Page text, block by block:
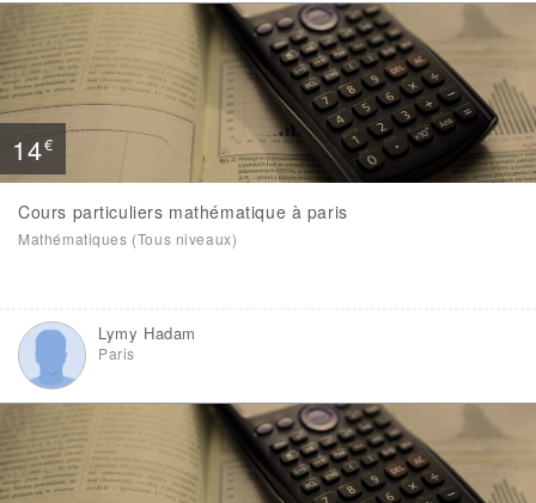
14€
Cours particuliers mathématique à paris
Mathématiques (Tous niveaux)
Lymy Hadam
Paris